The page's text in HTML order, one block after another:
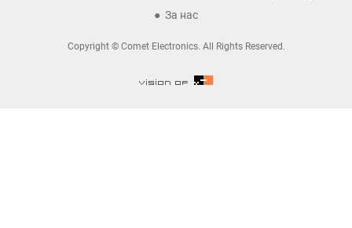
За нас
Copyright © Comet Electronics. All Rights Reserved.